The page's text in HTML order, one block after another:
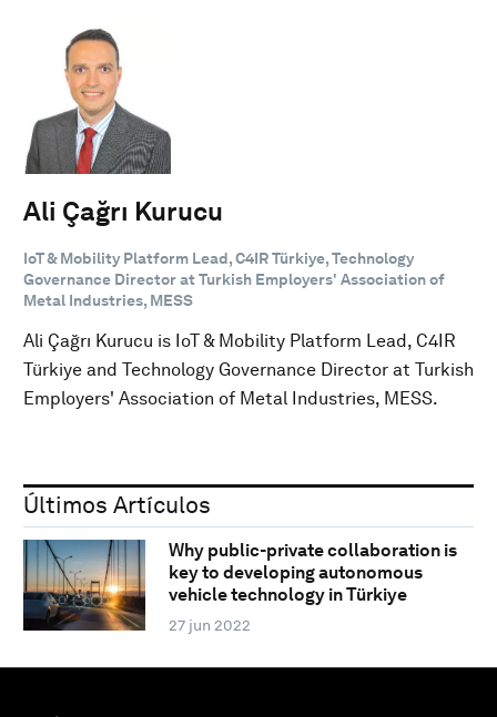
Ali Çağrı Kurucu
IoT & Mobility Platform Lead, C4IR Türkiye, Technology
Governance Director at Turkish Employers' Association of
Metal Industries, MESS
Ali Çağrı Kurucu is IoT & Mobility Platform Lead, C4IR
Türkiye and Technology Governance Director at Turkish
Employers' Association of Metal Industries, MESS.
Últimos Artículos
Why public-private collaboration is
key to developing autonomous
vehicle technology in Türkiye
27 jun 2022